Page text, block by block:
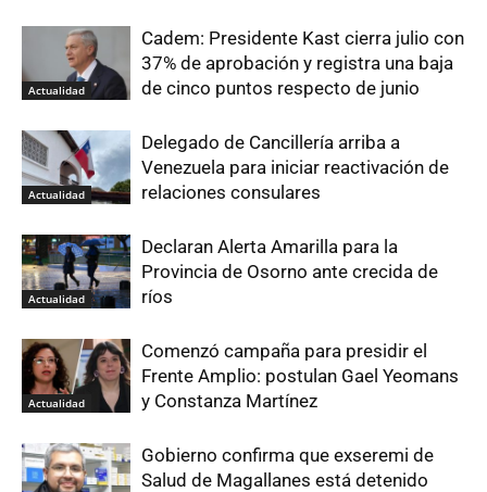
Actualidad
Cadem: Presidente Kast cierra julio con
37% de aprobación y registra una baja
de cinco puntos respecto de junio
Actualidad
Delegado de Cancillería arriba a
Venezuela para iniciar reactivación de
relaciones consulares
Actualidad
Declaran Alerta Amarilla para la
Provincia de Osorno ante crecida de
ríos
Actualidad
Comenzó campaña para presidir el
Frente Amplio: postulan Gael Yeomans
y Constanza Martínez
Gobierno confirma que exseremi de
Salud de Magallanes está detenido